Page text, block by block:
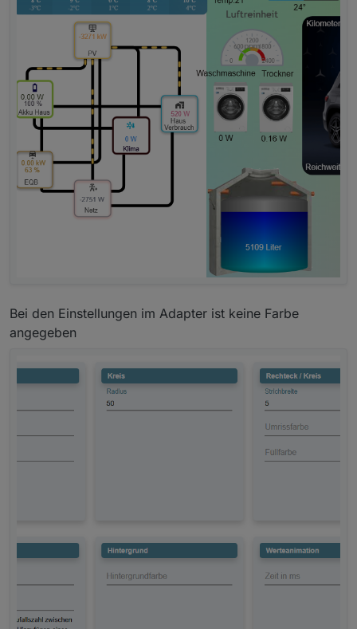
Bei den Einstellungen im Adapter ist keine Farbe
angegeben